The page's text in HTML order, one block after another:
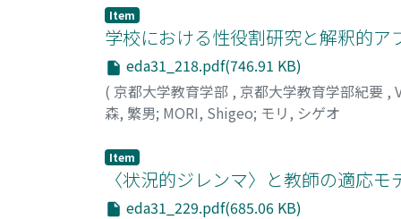
Item
学校における性役割研究と解釈的ア
eda31_218.pdf(746.91 KB)
( 京都大学教育学部 , 京都大学教育学部紀要 ,
森, 繁男; MORI, Shigeo; モリ, シゲオ
Item
〈状況的ジレンマ〉と教師の適応モ
eda31_229.pdf(685.06 KB)